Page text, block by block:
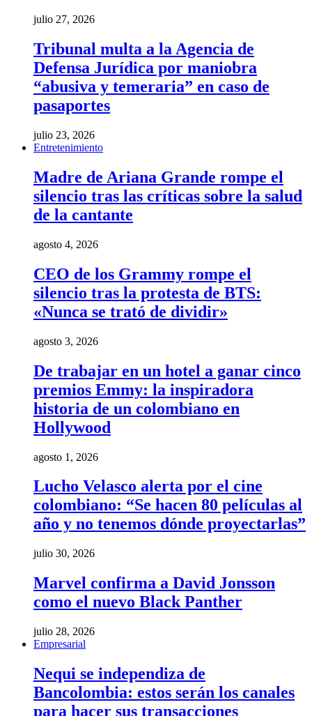
julio 27, 2026
Tribunal multa a la Agencia de
Defensa Jurídica por maniobra
“abusiva y temeraria” en caso de
pasaportes
julio 23, 2026
Entretenimiento
Madre de Ariana Grande rompe el
silencio tras las críticas sobre la salud
de la cantante
agosto 4, 2026
CEO de los Grammy rompe el
silencio tras la protesta de BTS:
«Nunca se trató de dividir»
agosto 3, 2026
De trabajar en un hotel a ganar cinco
premios Emmy: la inspiradora
historia de un colombiano en
Hollywood
agosto 1, 2026
Lucho Velasco alerta por el cine
colombiano: “Se hacen 80 películas al
año y no tenemos dónde proyectarlas”
julio 30, 2026
Marvel confirma a David Jonsson
como el nuevo Black Panther
julio 28, 2026
Empresarial
Nequi se independiza de
Bancolombia: estos serán los canales
para hacer sus transacciones